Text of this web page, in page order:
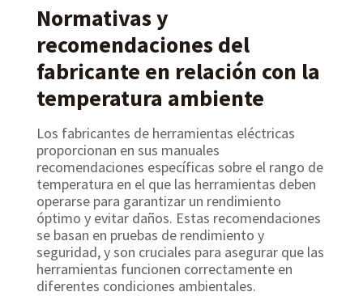
Normativas y
recomendaciones del
fabricante en relación con la
temperatura ambiente
Los fabricantes de herramientas eléctricas
proporcionan en sus manuales
recomendaciones específicas sobre el rango de
temperatura en el que las herramientas deben
operarse para garantizar un rendimiento
óptimo y evitar daños. Estas recomendaciones
se basan en pruebas de rendimiento y
seguridad, y son cruciales para asegurar que las
herramientas funcionen correctamente en
diferentes condiciones ambientales.